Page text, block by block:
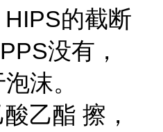
的截断
没有，
沫。
乙酯 擦，